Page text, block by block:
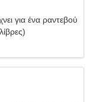
για ένα ραντεβού